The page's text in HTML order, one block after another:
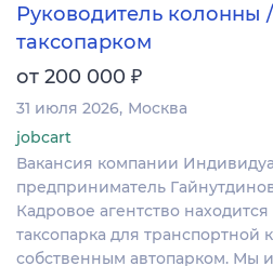
Руководитель
таксопарком
от 200 000 ₽
31 июля 2026 Москва
jobcart
Вакансия компании
предприниматель
Кадровое агентство
таксопарка для транспортной
собственным автопарком. Мы